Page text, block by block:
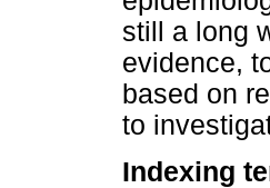
still a long
evidence,
based on
to
Indexing